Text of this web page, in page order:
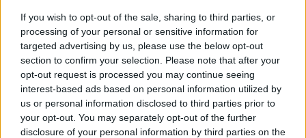
If you wish to opt-out of the sale, sharing to third parties, or
processing of your personal or sensitive information for
targeted advertising by us, please use the below opt-out
section to confirm your selection. Please note that after your
opt-out request is processed you may continue seeing
interest-based ads based on personal information utilized by
us or personal information disclosed to third parties prior to
your opt-out. You may separately opt-out of the further
disclosure of your personal information by third parties on the